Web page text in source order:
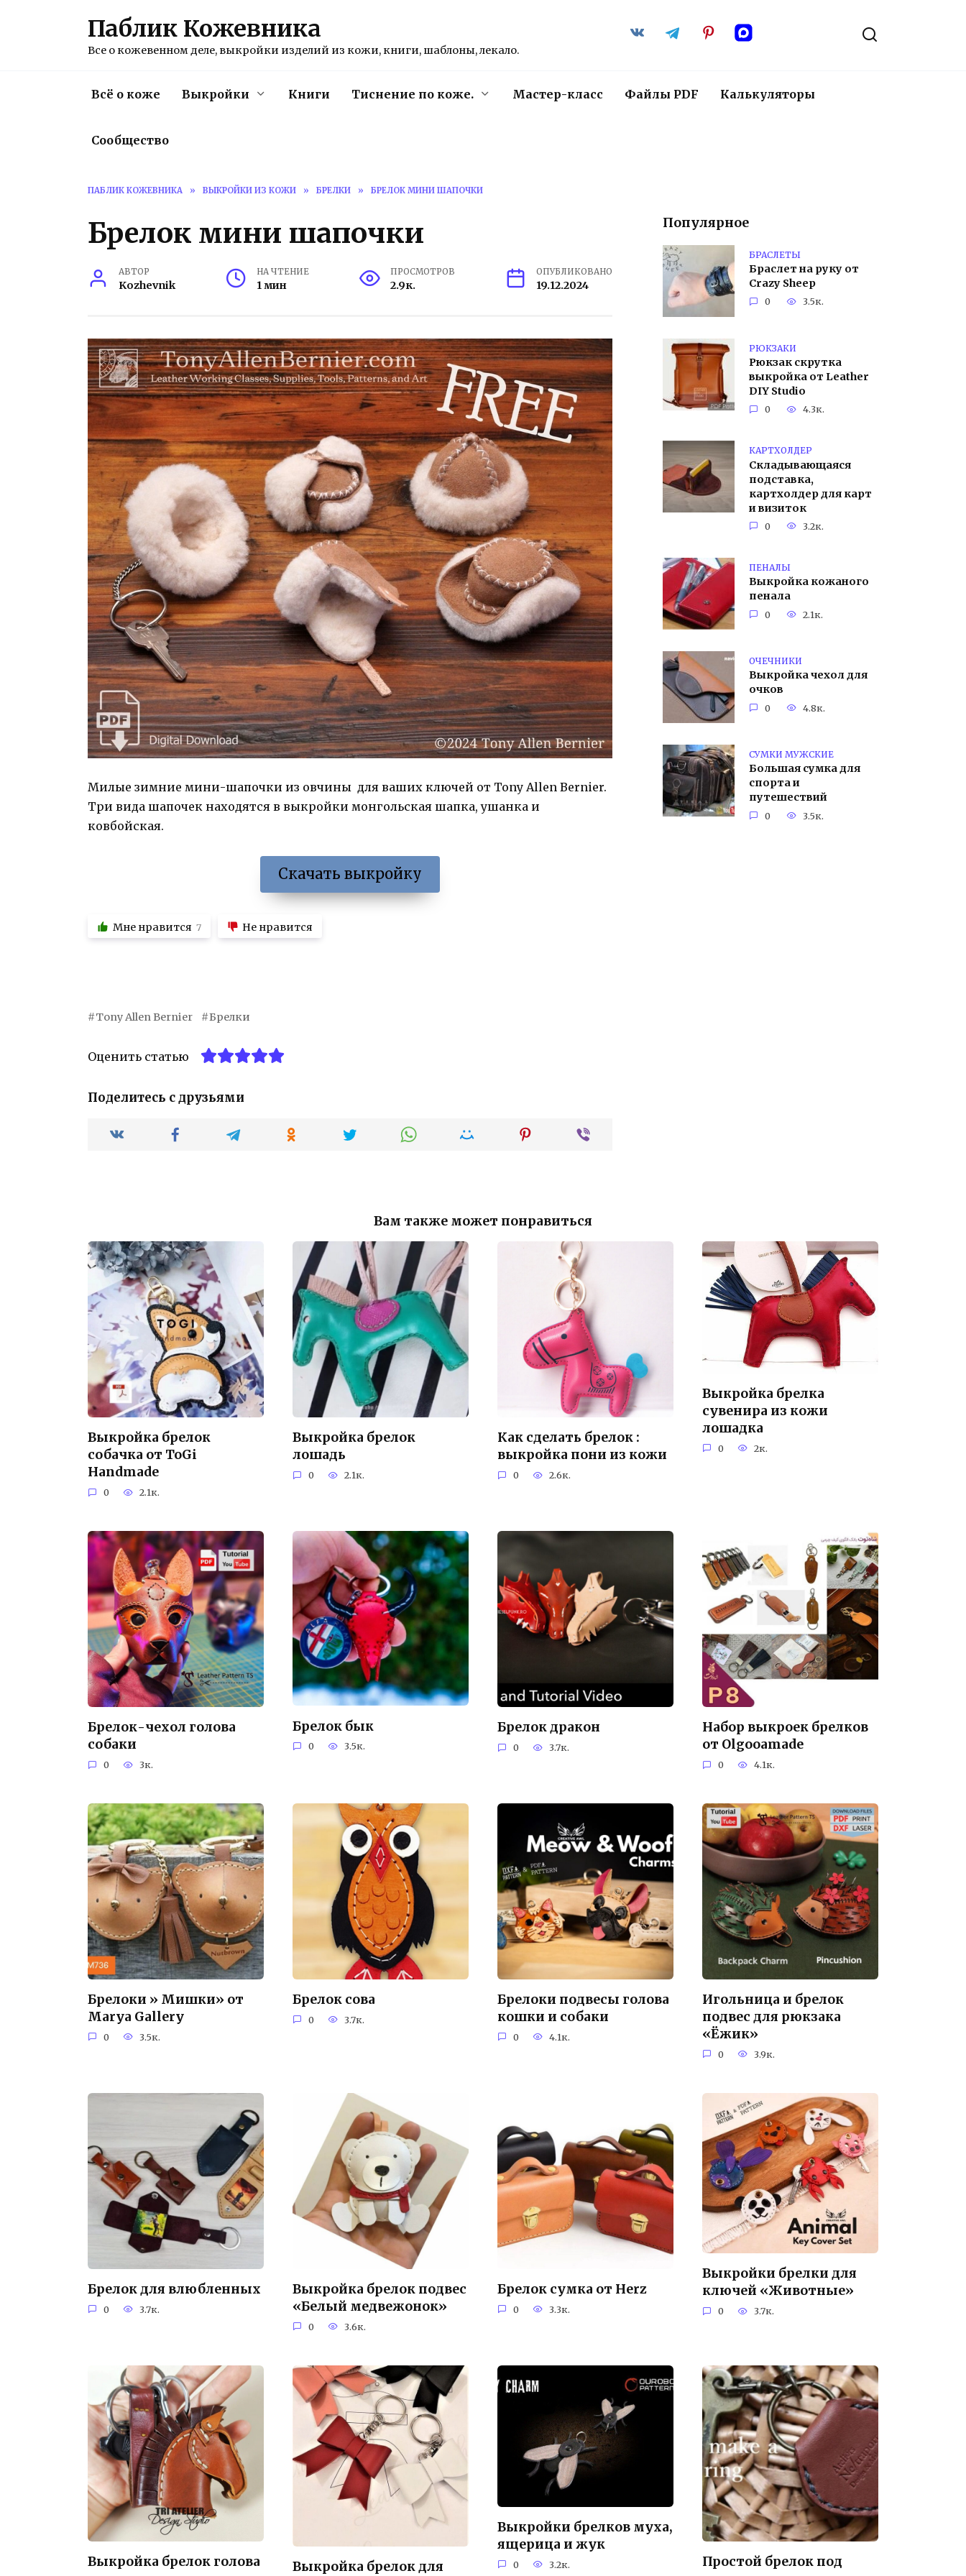
Паблик Кожевника
Все о кожевенном деле, выкройки изделий из кожи, книги, шаблоны, лекало.
Всё о коже Выкройки Книги Тиснение по коже. Мастер-класс Файлы PDF Калькуляторы
Сообщество
ПАБЛИК КОЖЕВНИКА » ВЫКРОЙКИ ИЗ КОЖИ » БРЕЛКИ » БРЕЛОК МИНИ ШАПОЧКИ
Брелок мини шапочки
АВТОР
Kozhevnik
НА ЧТЕНИЕ
1 мин
ПРОСМОТРОВ
2.9к.
ОПУБЛИКОВАНО
19.12.2024
Милые зимние мини-шапочки из овчины для ваших ключей от Tony Allen Bernier.
Три вида шапочек находятся в выкройки монгольская шапка, ушанка и
ковбойская.
Скачать выкройку
Мне нравится 7 Не нравится
Tony Allen Bernier Брелки
Оценить статью
Поделитесь с друзьями
Популярное
БРАСЛЕТЫ
Браслет на руку от
Crazy Sheep
0 3.5к.
РЮКЗАКИ
Рюкзак скрутка
выкройка от Leather
DIY Studio
0 4.3к.
КАРТХОЛДЕР
Складывающаяся
подставка,
картхолдер для карт
и визиток
0 3.2к.
ПЕНАЛЫ
Выкройка кожаного
пенала
0 2.1к.
ОЧЕЧНИКИ
Выкройка чехол для
очков
0 4.8к.
СУМКИ МУЖСКИЕ
Большая сумка для
спорта и
путешествий
0 3.5к.
Вам также может понравиться
Выкройка брелок
собачка от ToGi
Handmade
0 2.1к.
Выкройка брелок
лошадь
0 2.1к.
Как сделать брелок :
выкройка пони из кожи
0 2.6к.
Выкройка брелка
сувенира из кожи
лошадка
0 2к.
Брелок-чехол голова
собаки
0 3к.
Брелок бык
0 3.5к.
Брелок дракон
0 3.7к.
Набор выкроек брелков
от Olgooamade
0 4.1к.
Брелоки » Мишки» от
Marya Gallery
0 3.5к.
Брелок сова
0 3.7к.
Брелоки подвесы голова
кошки и собаки
0 4.1к.
Игольница и брелок
подвес для рюкзака
«Ёжик»
0 3.9к.
Брелок для влюбленных
0 3.7к.
Выкройка брелок подвес
«Белый медвежонок»
0 3.6к.
Брелок сумка от Herz
0 3.3к.
Выкройки брелки для
ключей «Животные»
0 3.7к.
Выкройка брелок голова
Выкройка брелок для
Выкройки брелков муха,
ящерица и жук
0 3.2к.
Простой брелок под